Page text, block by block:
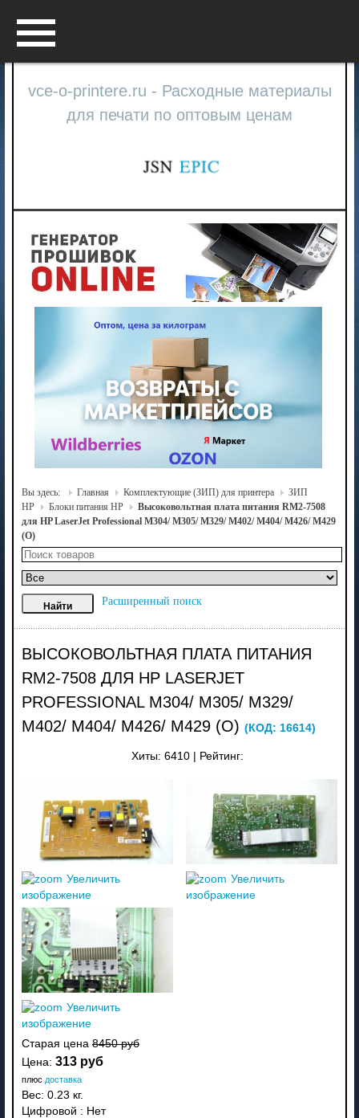
vce-o-printere.ru - Расходные материалы
для печати по оптовым ценам
Вы здесь: Главная Комплектующие (ЗИП) для принтера
ЗИП
HP
Блоки питания HP
Высоковольтная плата питания RM2-7508
для HP LaserJet Professional M304/ M305/ M329/ M402/ M404/ M426/ M429
(О)
Расширенный поиск
ВЫСОКОВОЛЬТНАЯ ПЛАТА ПИТАНИЯ
RM2-7508 ДЛЯ HP LASERJET
PROFESSIONAL M304/ M305/ M329/
M402/ M404/ M426/ M429 (О) (КОД: 16614)
Хиты: 6410 Рейтинг:
Увеличить
изображение
Увеличить
изображение
Увеличить
изображение
Старая цена 8450 руб
Цена: 313 руб
плюс доставка
Вес: 0.23 кг.
Цифровой : Нет